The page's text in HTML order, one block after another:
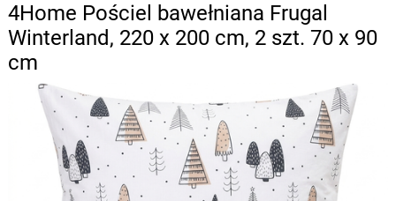
4Home Pościel bawełniana Frugal
Winterland, 220 x 200 cm, 2 szt. 70 x 90
cm